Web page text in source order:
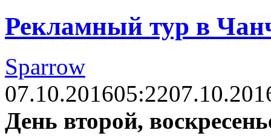
Рекламный тур в
Sparrow
07.10.201605:22
День второй,